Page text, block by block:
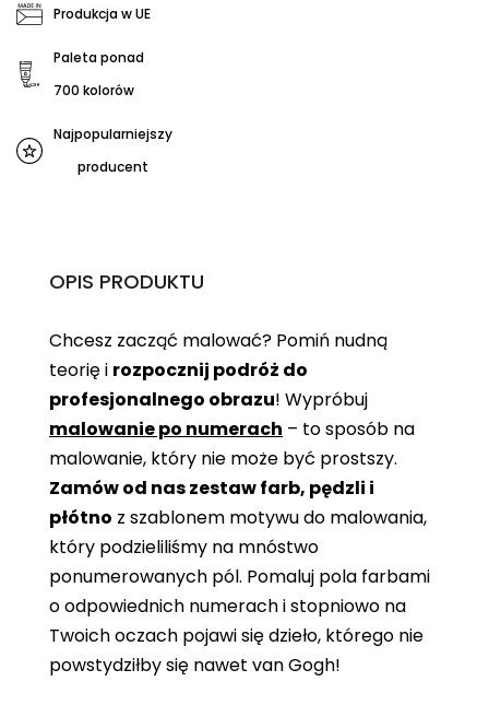
Produkcja w UE
Paleta ponad
700 kolorów
Najpopularniejszy
producent
OPIS PRODUKTU
Chcesz zacząć malować? Pomiń nudną
teorię i rozpocznij podróż do
profesjonalnego obrazu! Wypróbuj
malowanie po numerach – to sposób na
malowanie, który nie może być prostszy.
Zamów od nas zestaw farb, pędzli i
płótno z szablonem motywu do malowania,
który podzieliliśmy na mnóstwo
ponumerowanych pól. Pomaluj pola farbami
o odpowiednich numerach i stopniowo na
Twoich oczach pojawi się dzieło, którego nie
powstydziłby się nawet van Gogh!